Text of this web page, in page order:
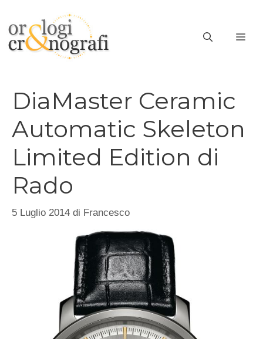
contenuto
DiaMaster Ceramic
Automatic Skeleton
Limited Edition di
Rado
5 Luglio 2014 di Francesco